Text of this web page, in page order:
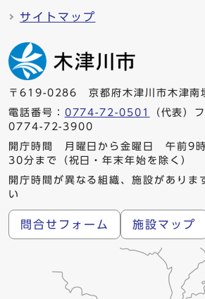
サイトマップ
〒619-0286 京都府木津川市木津南
電話番号： 0774-72-0501
（代表）
0774-72-3900
開庁時間 月曜日から金曜日 午前9
30分まで（祝日・年末年始を除く）
開庁時間が異なる組織、施設がありま
い
問合せフォーム 施設マップ